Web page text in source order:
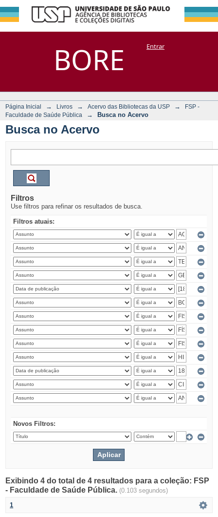
BORE
Busca no Acervo
DSpace/Manakin + CoriscoEntrar
Página Inicial → Livros → Acervo das Bibliotecas da USP →
FSP -
Faculdade de Saúde Pública
→ Busca no Acervo
Busca no Acervo
Filtros
Use filtros para refinar os resultados de busca.
Filtros atuais:
Novos Filtros:
Exibindo 4 do total de 4 resultados para a coleção: FSP
- Faculdade de Saúde Pública. (0.103 segundos)
1